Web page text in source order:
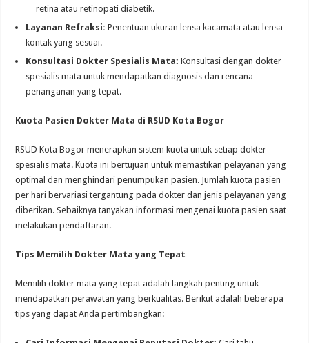
retina atau retinopati diabetik.
Layanan Refraksi: Penentuan ukuran lensa kacamata atau lensa
kontak yang sesuai.
Konsultasi Dokter Spesialis Mata: Konsultasi dengan dokter
spesialis mata untuk mendapatkan diagnosis dan rencana
penanganan yang tepat.
Kuota Pasien Dokter Mata di RSUD Kota Bogor
RSUD Kota Bogor menerapkan sistem kuota untuk setiap dokter
spesialis mata. Kuota ini bertujuan untuk memastikan pelayanan yang
optimal dan menghindari penumpukan pasien. Jumlah kuota pasien
per hari bervariasi tergantung pada dokter dan jenis pelayanan yang
diberikan. Sebaiknya tanyakan informasi mengenai kuota pasien saat
melakukan pendaftaran.
Tips Memilih Dokter Mata yang Tepat
Memilih dokter mata yang tepat adalah langkah penting untuk
mendapatkan perawatan yang berkualitas. Berikut adalah beberapa
tips yang dapat Anda pertimbangkan: